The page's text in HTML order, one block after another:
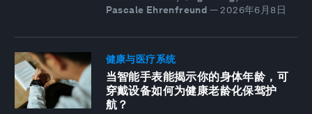
Pascale Ehrenfreund — 2026年6月8日
健康与医疗系统
当智能手表能揭示你的身体年龄，可
穿戴设备如何为健康老龄化保驾护
航？